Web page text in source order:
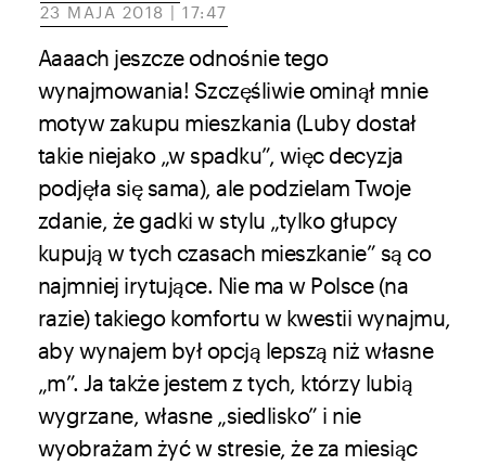
23 MAJA 2018 | 17:47
Aaaach jeszcze odnośnie tego
wynajmowania! Szczęśliwie ominął mnie
motyw zakupu mieszkania (Luby dostał
takie niejako „w spadku”, więc decyzja
podjęła się sama), ale podzielam Twoje
zdanie, że gadki w stylu „tylko głupcy
kupują w tych czasach mieszkanie” są co
najmniej irytujące. Nie ma w Polsce (na
razie) takiego komfortu w kwestii wynajmu,
aby wynajem był opcją lepszą niż własne
„m”. Ja także jestem z tych, którzy lubią
wygrzane, własne „siedlisko” i nie
wyobrażam żyć w stresie, że za miesiąc